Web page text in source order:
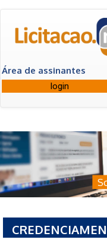
Área de assinantes